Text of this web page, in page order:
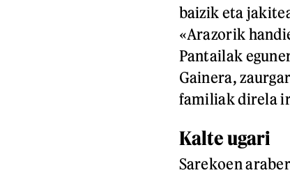
baizik eta
«Arazorik
Pantailak
Gainera,
familiak direla
Kalte ugari
Sarekoen